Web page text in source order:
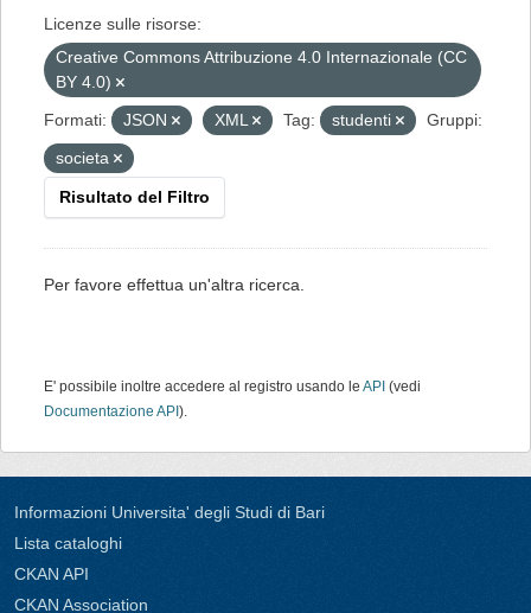
Licenze sulle risorse:
Creative Commons Attribuzione 4.0 Internazionale (CC
BY 4.0)
Formati:
JSON XML Tag: studenti
Gruppi:
societa
Risultato del Filtro
Per favore effettua un'altra ricerca.
E' possibile inoltre accedere al registro usando le API (vedi
Documentazione API ).
Informazioni Universita' degli Studi di Bari
Lista cataloghi
CKAN API
CKAN Association